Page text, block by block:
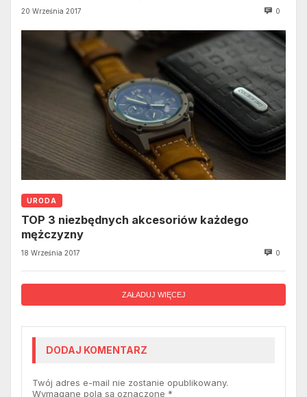
20 Września 2017 0
URODA
TOP 3 niezbędnych akcesoriów każdego
mężczyzny
18 Września 2017 0
ZAŁADUJ WIĘCEJ
DODAJ KOMENTARZ
Twój adres e-mail nie zostanie opublikowany.
Wymagane pola są oznaczone *